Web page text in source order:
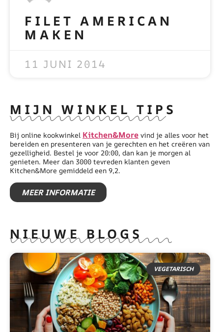
FILET AMERICAN
MAKEN
11 JUNI 2014
MIJN WINKEL TIPS
Bij online kookwinkel Kitchen&More vind je alles voor het
bereiden en presenteren van je gerechten en het creëren van
gezelligheid. Bestel je voor 20:00, dan kan je morgen al
genieten. Meer dan 3000 tevreden klanten geven
Kitchen&More gemiddeld een 9,2.
MEER INFORMATIE
NIEUWE BLOGS
VEGETARISCH